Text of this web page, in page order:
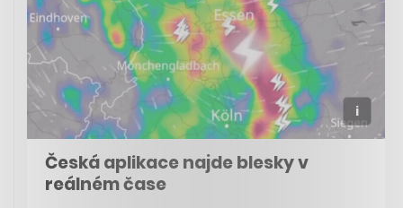
Česká aplikace najde blesky v
reálném čase